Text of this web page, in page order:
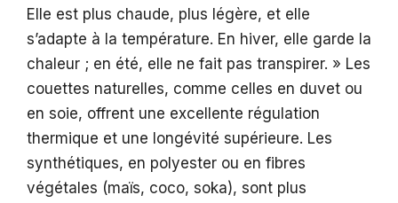
Elle est plus chaude, plus légère, et elle
s’adapte à la température. En hiver, elle garde la
chaleur ; en été, elle ne fait pas transpirer. » Les
couettes naturelles, comme celles en duvet ou
en soie, offrent une excellente régulation
thermique et une longévité supérieure. Les
synthétiques, en polyester ou en fibres
végétales (maïs, coco, soka), sont plus